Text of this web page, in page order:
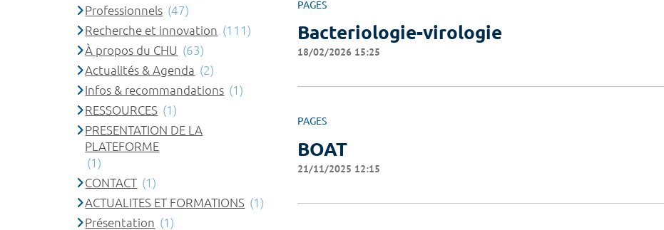
PAGES
Bacteriologie-virologie
18/02/2026 15:25
PAGES
BOAT
21/11/2025 12:15
Professionnels (47)
Recherche et innovation (111)
À propos du CHU (63)
Actualités & Agenda (2)
Infos & recommandations (1)
RESSOURCES (1)
PRESENTATION DE LA
PLATEFORME
(1)
CONTACT (1)
ACTUALITES ET FORMATIONS (1)
Présentation (1)